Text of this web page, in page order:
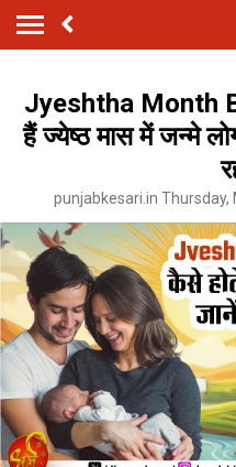
Jyeshtha Month
हैं ज्येष्ठ मास में जन्मे
punjabkesari.in Thursday,